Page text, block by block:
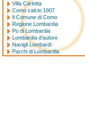
Villa Carlotta
Como calcio 1907
Il Comune di Como
Regione Lombardia
Po di Lombardia
Lombardia d'autore
Navigli Lombardi
Parchi di Lombardia